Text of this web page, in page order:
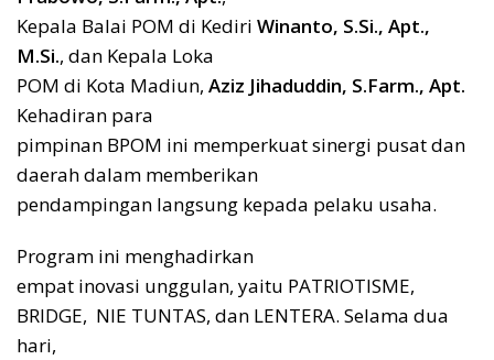
Kepala Balai POM di Kediri Winanto, S.Si., Apt.,
M.Si., dan Kepala Loka
POM di Kota Madiun, Aziz Jihaduddin, S.Farm., Apt.
Kehadiran para
pimpinan BPOM ini memperkuat sinergi pusat dan
daerah dalam memberikan
pendampingan langsung kepada pelaku usaha.
Program ini menghadirkan
empat inovasi unggulan, yaitu PATRIOTISME,
BRIDGE, NIE TUNTAS, dan LENTERA. Selama dua
hari,